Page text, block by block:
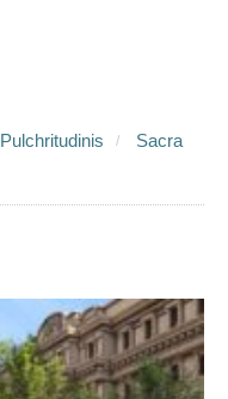
Pulchritudinis
Sacra